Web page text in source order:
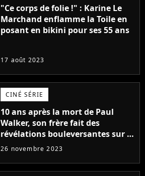
"Ce corps de folie !" : Karine Le
Marchand enflamme la Toile en
posant en bikini pour ses 55 ans
17 août 2023
CINÉ SÉRIE
10 ans après la mort de Paul
Walker, son frère fait des
révélations bouleversantes sur la
réaction des acteurs de Fast and
26 novembre 2023